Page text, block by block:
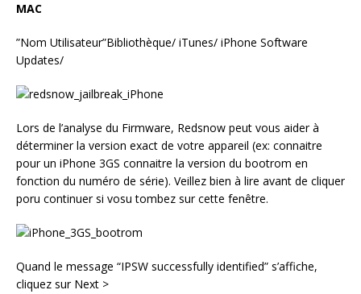
MAC
”Nom Utilisateur”Bibliothèque/ iTunes/ iPhone Software
Updates/
Lors de l’analyse du Firmware, Redsnow peut vous aider à
déterminer la version exact de votre appareil (ex: connaitre
pour un iPhone 3GS connaitre la version du bootrom en
fonction du numéro de série). Veillez bien à lire avant de cliquer
poru continuer si vosu tombez sur cette fenêtre.
Quand le message “IPSW successfully identified” s’affiche,
cliquez sur Next >